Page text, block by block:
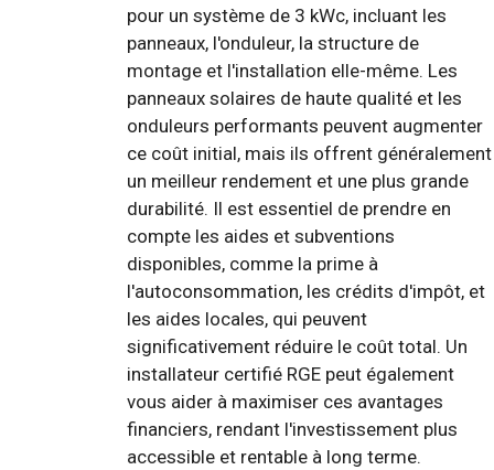
pour un système de 3 kWc, incluant les
panneaux, l'onduleur, la structure de
montage et l'installation elle-même. Les
panneaux solaires de haute qualité et les
onduleurs performants peuvent augmenter
ce coût initial, mais ils offrent généralement
un meilleur rendement et une plus grande
durabilité. Il est essentiel de prendre en
compte les aides et subventions
disponibles, comme la prime à
l'autoconsommation, les crédits d'impôt, et
les aides locales, qui peuvent
significativement réduire le coût total. Un
installateur certifié RGE peut également
vous aider à maximiser ces avantages
financiers, rendant l'investissement plus
accessible et rentable à long terme.